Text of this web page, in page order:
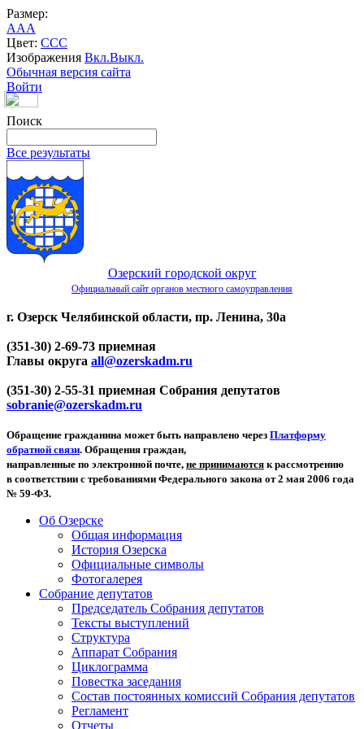
Размер:
AAA
Цвет: CCC
Изображения Вкл.Выкл.
Обычная версия сайта
Войти
Поиск
Все результаты
Озерский городской округ
Официальный сайт органов местного самоуправления
г. Озерск Челябинской области, пр. Ленина, 30а
(351-30) 2-69-73 приемная
Главы округа all@ozerskadm.ru
(351-30) 2-55-31 приемная Собрания депутатов
sobranie@ozerskadm.ru
Обращение гражданина может быть направлено через Платформу
обратной связи. Обращения граждан,
направленные по электронной почте, не принимаются к рассмотрению
в соответствии с требованиями Федерального закона от 2 мая 2006 года
№ 59-ФЗ.
Об Озерске
Общая информация
История Озерска
Официальные символы
Фотогалерея
Собрание депутатов
Председатель Собрания депутатов
Тексты выступлений
Структура
Аппарат Собрания
Циклограмма
Повестка заседания
Состав постоянных комиссий Собрания депутатов
Регламент
Отчеты